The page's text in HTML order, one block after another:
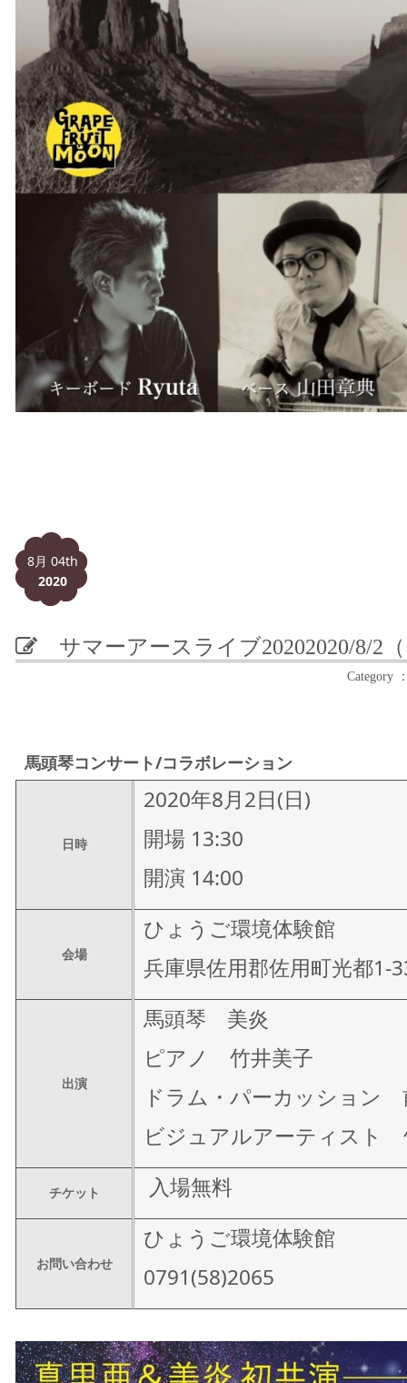
8月 04th
2020
サマーアースライブ20202020/8/2
Category
馬頭琴コンサート/コラボレーション
日時
2020年8月2日(日)
開場 13:30
開演 14:00
会場
ひょうご環境体験館
兵庫県佐用郡佐用町光都1-
出演
馬頭琴 美炎
ピアノ 竹井美子
ドラム・パーカッション
ビジュアルアーティスト
チケット 入場無料
お問い合わせ
ひょうご環境体験館
0791(58)2065